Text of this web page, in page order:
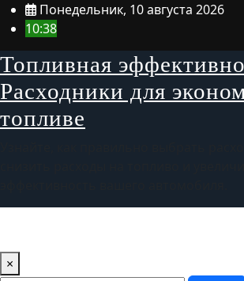
Перейти
содержимому
Понедельник, 10 августа 2026
10:38
Топливная
Расходники для
топливе
×